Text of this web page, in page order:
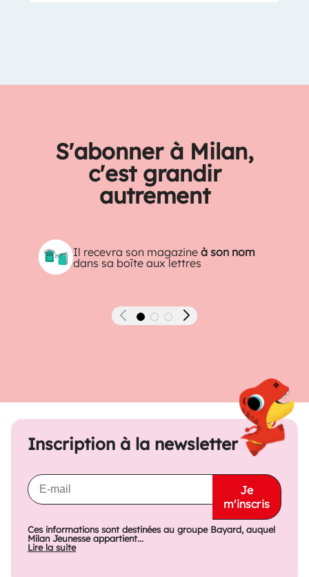
S'abonner à Milan,
c'est grandir
autrement
Il recevra son magazineà son nom
dans sa boîte aux lettres
Précédent Suivant
Inscription à la newsletter
Je
m'inscris
Ces informations sont destinées au groupe Bayard, auquel
Milan Jeunesse appartient...
Lire la suite